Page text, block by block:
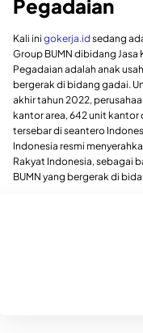
Pegadaian
Kali ini gokerja.id sedang
Group BUMN dibidang Jasa
Pegadaian adalah anak
bergerak di bidang gadai.
akhir tahun 2022,
kantor area, 642 unit kantor
tersebar di seantero
Indonesia resmi
Rakyat Indonesia, sebagai
BUMN yang bergerak di